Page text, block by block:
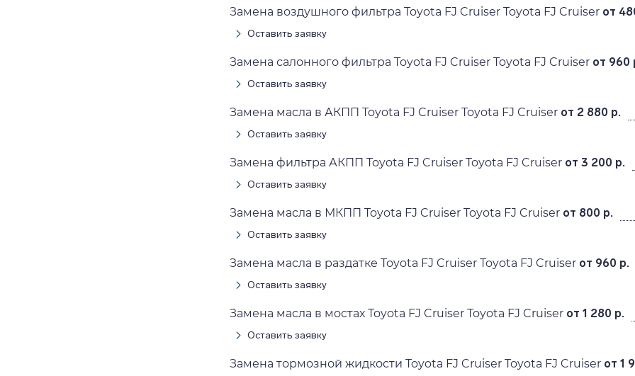
Замена воздушного фильтра Toyota FJ Cruiser Toyota FJ Cruiser от
Оставить заявку
Замена салонного фильтра Toyota FJ Cruiser Toyota FJ Cruiser от 960
Оставить заявку
Замена масла в АКПП Toyota FJ Cruiser Toyota FJ Cruiser от 2 880 р.
Оставить заявку
Замена фильтра АКПП Toyota FJ Cruiser Toyota FJ Cruiser от 3 200 р.
Оставить заявку
Замена масла в МКПП Toyota FJ Cruiser Toyota FJ Cruiser от 800 р.
Оставить заявку
Замена масла в раздатке Toyota FJ Cruiser Toyota FJ Cruiser от 960 р.
Оставить заявку
Замена масла в мостах Toyota FJ Cruiser Toyota FJ Cruiser от 1 280 р.
Оставить заявку
Замена тормозной жидкости Toyota FJ Cruiser Toyota FJ Cruiser от 1